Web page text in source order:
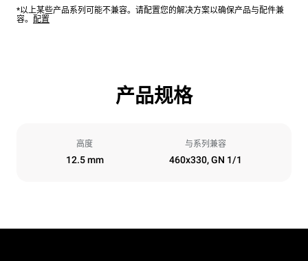
*以上某些产品系列可能不兼容。请配置您的解决方案以确保产品与配件兼
容。 配置
产品规格
高度
12.5 mm
与系列兼容
460x330, GN 1/1